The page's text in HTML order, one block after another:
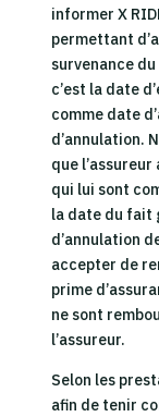
informer X
permettant
survenance
c’est la date
comme date
d’annulation.
que
qui lui sont
la date du fait
d’annulation
accepter de
prime
ne sont
l’assureur.
Selon les
afin de tenir